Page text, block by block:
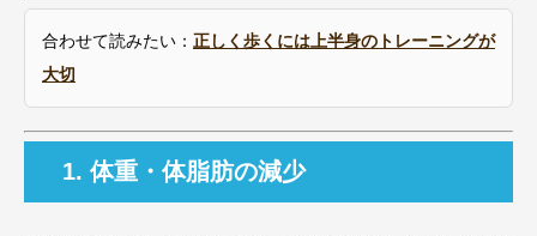
合わせて読みたい： 正しく歩くには上半身のトレーニングが
大切
1. 体重・体脂肪の減少